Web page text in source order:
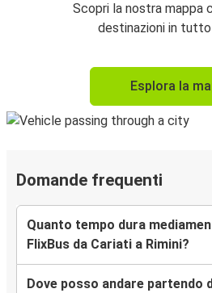
Scopri la nostra mappa
destinazioni in tutto
Esplora la
Domande frequenti
Quanto tempo dura
FlixBus da Cariati a Rimini?
Dove posso andare partendo